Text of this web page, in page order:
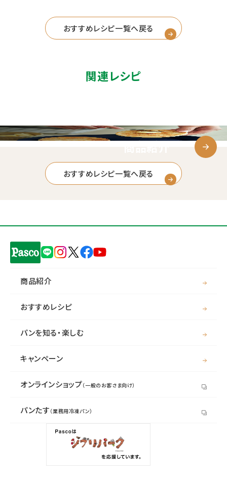
おすすめレシピ一覧へ戻る
関連レシピ
おすすめレシピ一覧へ戻る
商品紹介
おすすめレシピ
パンを知る・楽しむ
キャンペーン
オンラインショップ（一般のお客さま向け）
パンたす （業務用冷凍パン）